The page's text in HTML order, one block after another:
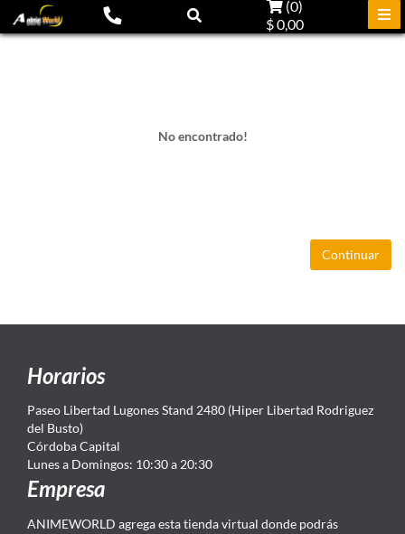
(0)
$ 0,00
No encontrado!
Continuar
Horarios
Paseo Libertad Lugones Stand 2480 (Hiper Libertad Rodriguez
del Busto)
Córdoba Capital
Lunes a Domingos: 10:30 a 20:30
Empresa
ANIMEWORLD agrega esta tienda virtual donde podrás